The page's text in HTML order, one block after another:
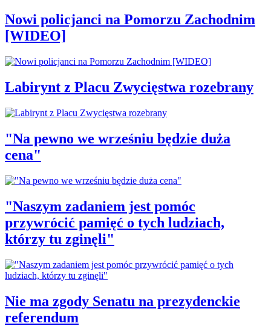
Nowi policjanci na Pomorzu Zachodnim
[WIDEO]
Labirynt z Placu Zwycięstwa rozebrany
"Na pewno we wrześniu będzie duża
cena"
"Naszym zadaniem jest pomóc
przywrócić pamięć o tych ludziach,
którzy tu zginęli"
Nie ma zgody Senatu na prezydenckie
referendum